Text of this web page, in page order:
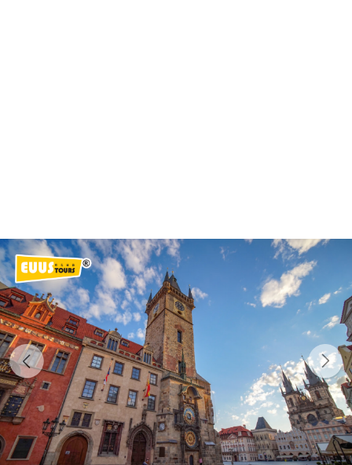
Previous Next